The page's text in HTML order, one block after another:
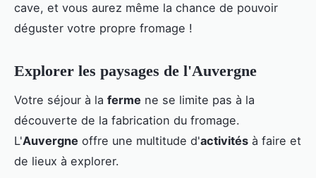
cave, et vous aurez même la chance de pouvoir
déguster votre propre fromage !
Explorer les paysages de l'Auvergne
Votre séjour à la ferme ne se limite pas à la
découverte de la fabrication du fromage.
L'Auvergne offre une multitude d'activités à faire et
de lieux à explorer.